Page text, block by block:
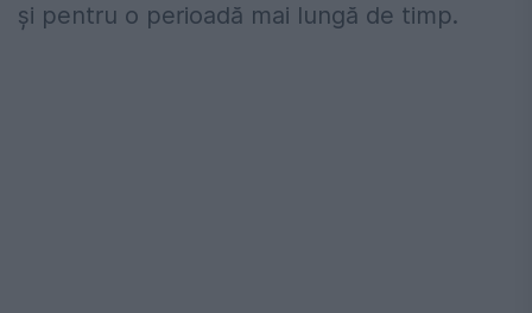
și pentru o perioadă mai lungă de timp.